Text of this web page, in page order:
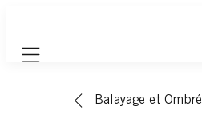
Mobile navigation
Balayage et Ombré